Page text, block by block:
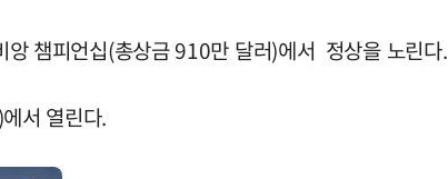
챔피언십(총상금 910만 달러)에서 정상을 노린다.
서 열린다.